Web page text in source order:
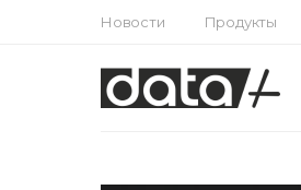
Новости Продукты